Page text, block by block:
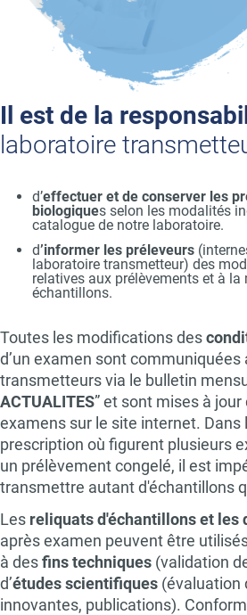
Il est de la
laboratoire
d’effectuer et de conserver les
biologiques selon les modalités
catalogue de notre laboratoire.
d’informer les préleveurs
laboratoire transmetteur) des
relatives aux prélèvements et à
échantillons.
Toutes les modifications des
d’un examen sont
transmetteurs via le bulletin
ACTUALITES” et sont mises à
examens sur le site internet. Dans
prescription où figurent plusieurs
un prélèvement congelé, il est
transmettre autant d'échantillons
Les reliquats d'échantillons et les
après examen peuvent être
à desfins techniques (validation
d’études scientifiques (évaluation
innovantes, publications).